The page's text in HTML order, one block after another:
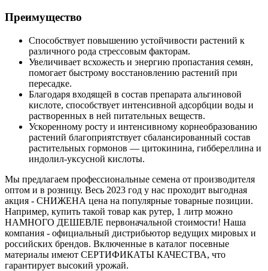
Преимущество
Способствует повышению устойчивости растений к
различного рода стрессовым факторам.
Увеличивает всхожесть и энергию пропастания семян,
помогает быстрому восстановлению растений при
пересадке.
Благодаря входящей в состав препарата альгиновой
кислоте, способствует интенсивной адсорбции воды и
растворенных в ней питательных веществ.
Ускоренному росту и интенсивному корнеобразованию
растений благоприятствует сбалансированный состав
растительных гормонов — цитокинина, гиббереллина и
индолил-уксусной кислоты.
Мы предлагаем профессиональные семена от производителя
оптом и в розницу. Весь 2023 год у нас проходит выгодная
акция - СНИЖЕНА цена на популярные товарные позиции.
Например, купить такой товар как рутер, 1 литр можно
НАМНОГО ДЕШЕВЛЕ первоначальной стоимости! Наша
компания - официальный дистрибьютор ведущих мировых и
российских брендов. Включенные в каталог посевные
материалы имеют СЕРТИФИКАТЫ КАЧЕСТВА, что
гарантирует высокий урожай.